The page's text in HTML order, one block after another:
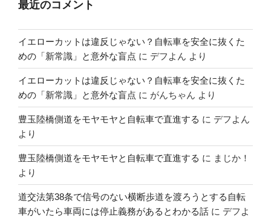
最近のコメント
イエローカットは違反じゃない？自転車を安全に抜くた
めの「新常識」と意外な盲点 に デフよん より
イエローカットは違反じゃない？自転車を安全に抜くた
めの「新常識」と意外な盲点 に がんちゃん より
豊玉陸橋側道をモヤモヤと自転車で直進する に デフよん
より
豊玉陸橋側道をモヤモヤと自転車で直進する に まじか！
より
道交法第38条で信号のない横断歩道を渡ろうとする自転
車がいたら車両には停止義務があるとわかる話 に デフよ